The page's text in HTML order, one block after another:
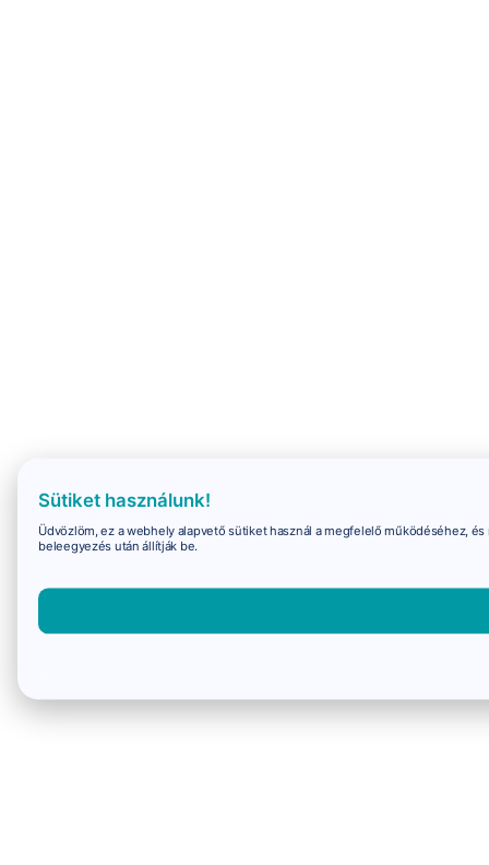
Sütiket használunk!
Üdvözlöm, ez a webhely alapvető sütiket használ a megfelelő működéséhez,
beleegyezés után állítják be.